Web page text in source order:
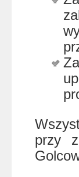
przy